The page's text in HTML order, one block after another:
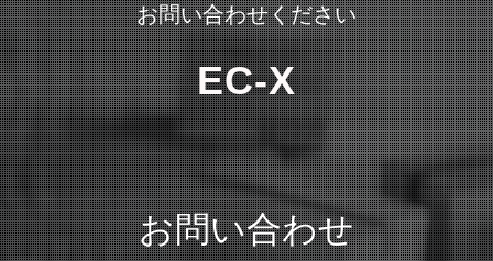
お問い合わせください
EC-X
お問い合わせ